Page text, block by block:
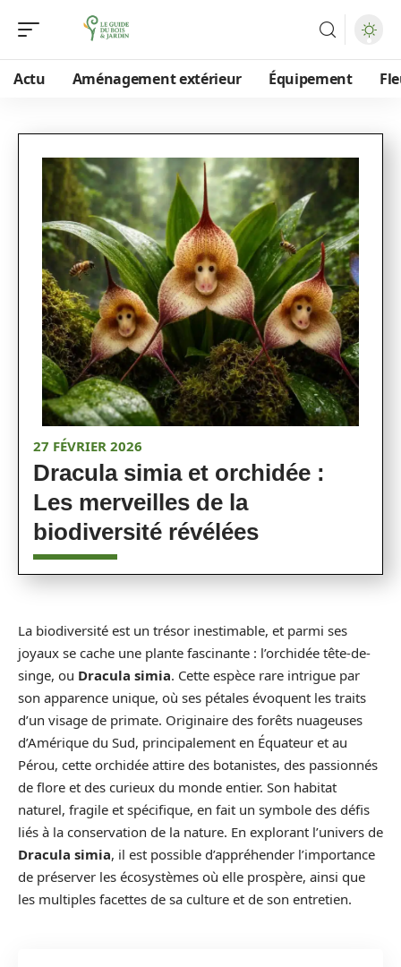
Actu Aménagement extérieur Équipement
27 FÉVRIER 2026
Dracula simia et orchidée :
Les merveilles de la
biodiversité révélées
La biodiversité est un trésor inestimable, et parmi ses
joyaux se cache une plante fascinante : l’orchidée tête-de-
singe, ou Dracula simia. Cette espèce rare intrigue par
son apparence unique, où ses pétales évoquent les traits
d’un visage de primate. Originaire des forêts nuageuses
d’Amérique du Sud, principalement en Équateur et au
Pérou, cette orchidée attire des botanistes, des passionnés
de flore et des curieux du monde entier. Son habitat
naturel, fragile et spécifique, en fait un symbole des défis
liés à la conservation de la nature. En explorant l’univers de
Dracula simia, il est possible d’appréhender l’importance
de préserver les écosystèmes où elle prospère, ainsi que
les multiples facettes de sa culture et de son entretien.